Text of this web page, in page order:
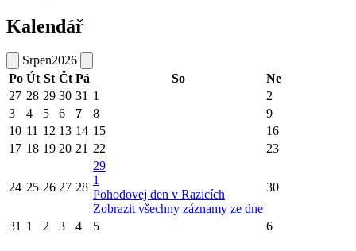
Kalendář
Srpen2026
Po Út St Čt Pá So
Ne
27 28 29 30 31 1
2
3
4 5 6 7 8
9
10 11 12 13 14 15
16
17 18 19 20 21 22 23
24 25 26 27 28
29
1
Pohodovej den v Razicích
Zobrazit všechny záznamy ze dne
30
31 1 2 3 4 5 6